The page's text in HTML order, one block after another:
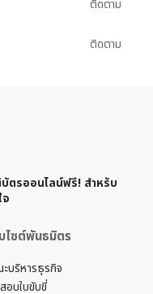
ติดตาม
ติดตาม
ตรออนไลน์ฟรี! สำหรับ
ไซต์พันธมิตร
บริหารธุรกิจ
อบใบขับขี่